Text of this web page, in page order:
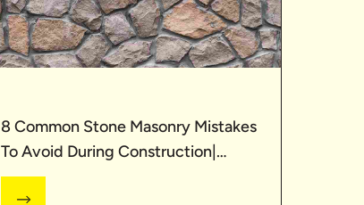
8 Common Stone Masonry Mistakes
To Avoid During Construction|
UltraTech